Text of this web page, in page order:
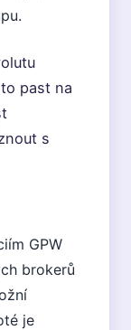
past na
s
GPW
brokerů
je